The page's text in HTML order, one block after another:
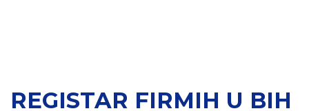
REGISTAR FIRMIH U BIH